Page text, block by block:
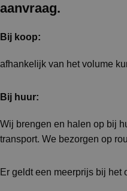
aanvraag.
Bij koop:
afhankelijk van het volume
Bij huur:
Wij brengen en halen op bij
transport. We bezorgen op
Er geldt een meerprijs bij het